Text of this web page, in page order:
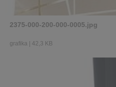
2375-000-200-000-0005.jpg
grafika 42,3 KB